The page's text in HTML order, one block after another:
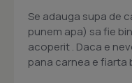
Se adauga supa de
punem apa) sa fie
acoperit . Daca e
pana carnea e fiarta